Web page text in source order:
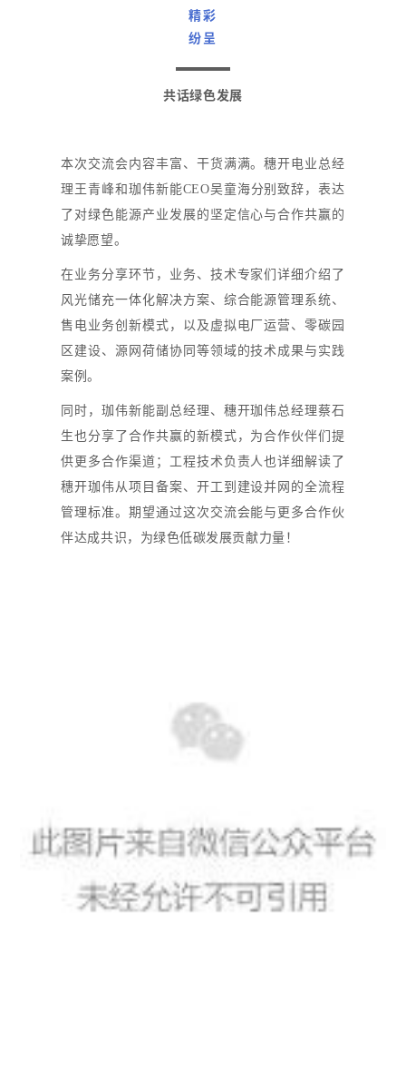
精彩
纷呈
共话绿色发展
本次交流会内容丰富、干货满满。穗开电业总经
理王青峰和珈伟新能CEO吴童海分别致辞，表达
了对绿色能源产业发展的坚定信心与合作共赢的
诚挚愿望。
在业务分享环节，业务、技术专家们详细介绍了
风光储充一体化解决方案、综合能源管理系统、
售电业务创新模式，以及虚拟电厂运营、零碳园
区建设、源网荷储协同等领域的技术成果与实践
案例。
同时，珈伟新能副总经理、穗开珈伟总经理蔡石
生也分享了合作共赢的新模式，为合作伙伴们提
供更多合作渠道；工程技术负责人也详细解读了
穗开珈伟从项目备案、开工到建设并网的全流程
管理标准。期望通过这次交流会能与更多合作伙
伴达成共识，为绿色低碳发展贡献力量！